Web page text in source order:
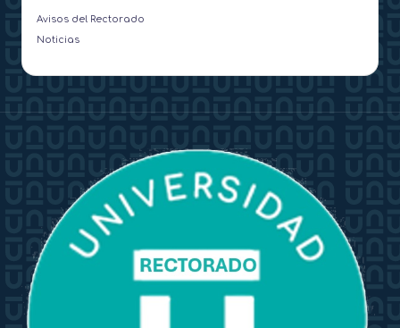
Avisos del Rectorado
Noticias